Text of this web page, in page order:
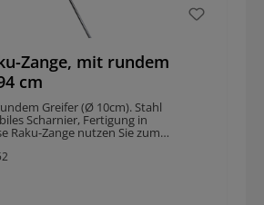
Zange, mit rundem
cm
Greifer (Ø 10cm). Stahl
Scharnier, Fertigung in
Raku-Zange nutzen Sie zum
kugelförmigen Keramiken aus dem
ist sehr leicht und einfach zu